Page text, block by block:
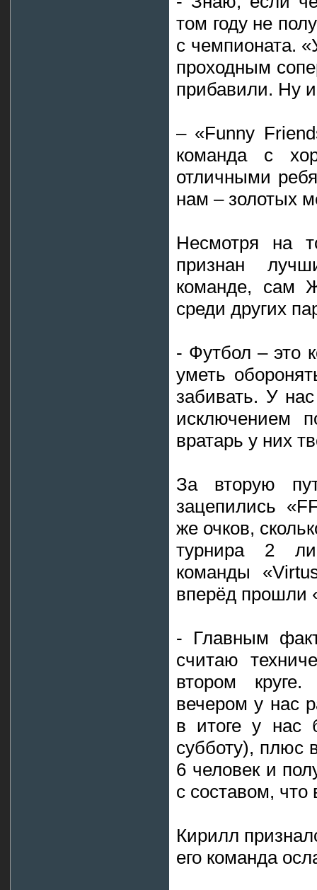
том году не
с чемпионата.
проходным
прибавили. Ну
– «Funny
команда с
отличными
нам – золотых
Несмотря на
признан
команде, сам
среди других
- Футбол – это
уметь
забивать. У
исключением
вратарь у них
За вторую
зацепились
же очков,
турнира 2
команды
вперёд прошли
- Главным
считаю
втором
вечером у нас
в итоге у нас
субботу), плюс
6 человек и
с составом, что
Кирилл
его команда